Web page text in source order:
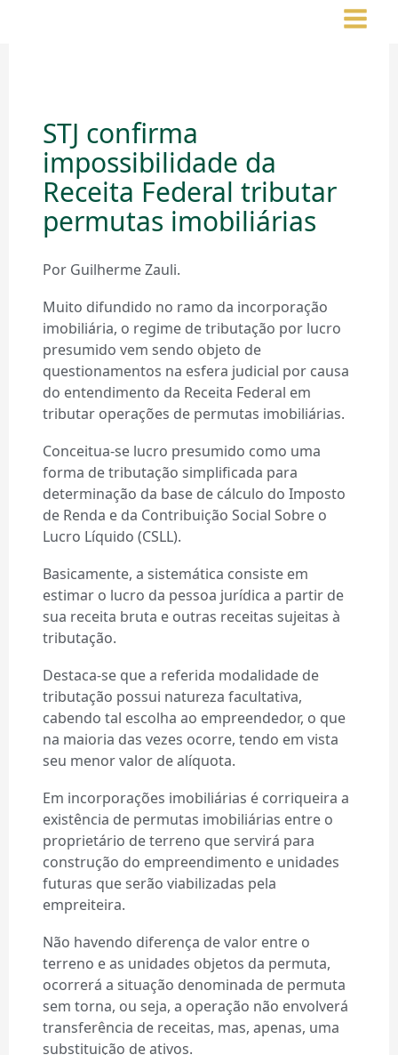
STJ confirma
impossibilidade da
Receita Federal tributar
permutas imobiliárias
Por Guilherme Zauli.
Muito difundido no ramo da incorporação
imobiliária, o regime de tributação por lucro
presumido vem sendo objeto de
questionamentos na esfera judicial por causa
do entendimento da Receita Federal em
tributar operações de permutas imobiliárias.
Conceitua-se lucro presumido como uma
forma de tributação simplificada para
determinação da base de cálculo do Imposto
de Renda e da Contribuição Social Sobre o
Lucro Líquido (CSLL).
Basicamente, a sistemática consiste em
estimar o lucro da pessoa jurídica a partir de
sua receita bruta e outras receitas sujeitas à
tributação.
Destaca-se que a referida modalidade de
tributação possui natureza facultativa,
cabendo tal escolha ao empreendedor, o que
na maioria das vezes ocorre, tendo em vista
seu menor valor de alíquota.
Em incorporações imobiliárias é corriqueira a
existência de permutas imobiliárias entre o
proprietário de terreno que servirá para
construção do empreendimento e unidades
futuras que serão viabilizadas pela
empreiteira.
Não havendo diferença de valor entre o
terreno e as unidades objetos da permuta,
ocorrerá a situação denominada de permuta
sem torna, ou seja, a operação não envolverá
transferência de receitas, mas, apenas, uma
substituição de ativos.